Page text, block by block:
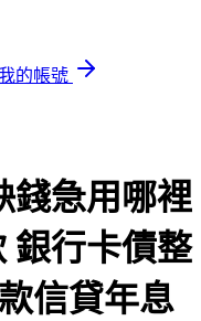
的帳號
錢急用哪裡
銀行卡債整
信貸年息